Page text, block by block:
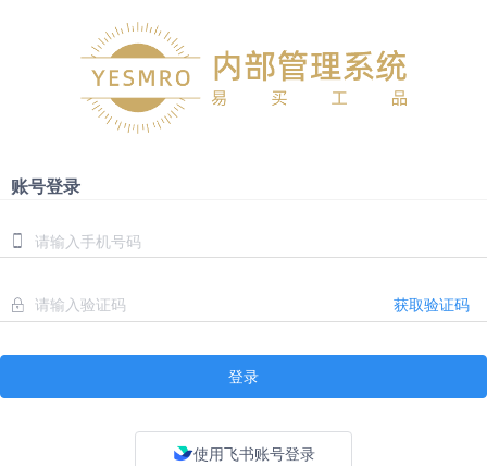
账号登录
获取验证码
登录
使用飞书账号登录